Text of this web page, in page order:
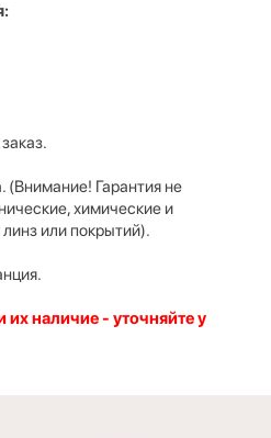
(Внимание! Гарантия не
химические и
или покрытий).
наличие - уточняйте у